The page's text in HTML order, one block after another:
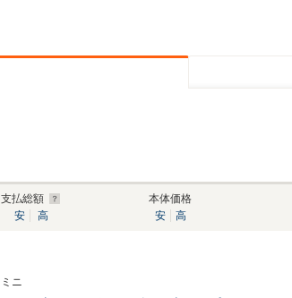
支払総額
安
高
本体価格
安
高
ミニ